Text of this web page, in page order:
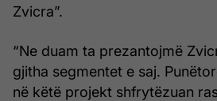
Zvicra”.
“Ne duam ta prezantojmë
gjitha segmentet e saj.
në këtë projekt shfrytëzuan